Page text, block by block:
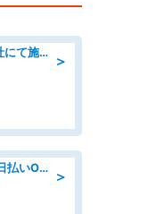
＞
工事・土木施工管理/総合技術商社にて施工管理のお仕事/即日勤務可/車通勤可/工事・土木施工管理/生産・品質管理
＞
組立・組付け/未経験OK/高収入/日払いOK/寮費無料/交替制